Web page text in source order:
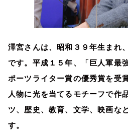
澤宮さんは、昭和３９年生まれ
です。平成１５年、「巨人軍最
ポーツライター賞の優秀賞を受
人物に光を当てるモチーフで作
ツ、歴史、教育、文学、映画な
す。